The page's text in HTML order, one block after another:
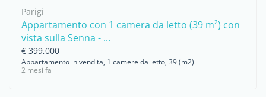
Parigi
Appartamento con 1 camera da letto (39 m²) con
vista sulla Senna - ...
€ 399,000
Appartamento in vendita, 1 camere da letto, 39 (m2)
2 mesi fa